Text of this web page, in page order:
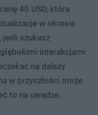
40 USD, która
w okresie
jeśli szukasz
interakcjami
na dalszy
w przyszłości może
to na uwadze.